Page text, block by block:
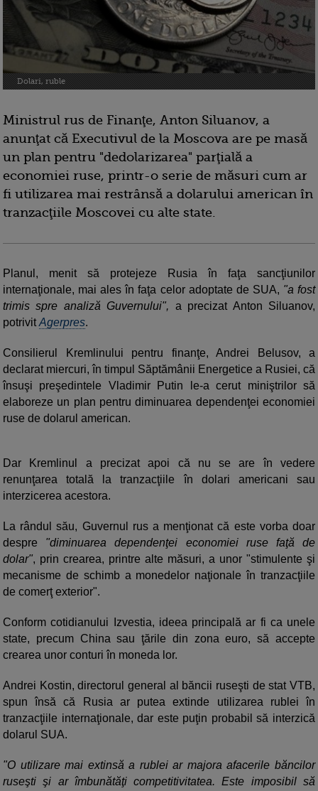
Dolari, ruble
Ministrul rus de Finanţe, Anton Siluanov, a
anunţat că Executivul de la Moscova are pe masă
un plan pentru "dedolarizarea" parţială a
economiei ruse, printr-o serie de măsuri cum ar
fi utilizarea mai restrânsă a dolarului american în
tranzacţiile Moscovei cu alte state.
Planul, menit să protejeze Rusia în faţa sancţiunilor
internaţionale, mai ales în faţa celor adoptate de SUA, "a fost
trimis spre analiză Guvernului", a precizat Anton Siluanov,
potrivitAgerpres.
Consilierul Kremlinului pentru finanţe, Andrei Belusov, a
declarat miercuri, în timpul Săptămânii Energetice a Rusiei, că
însuşi preşedintele Vladimir Putin le-a cerut miniştrilor să
elaboreze un plan pentru diminuarea dependenţei economiei
ruse de dolarul american.
Dar Kremlinul a precizat apoi că nu se are în vedere
renunţarea totală la tranzacţiile în dolari americani sau
interzicerea acestora.
La rândul său, Guvernul rus a menţionat că este vorba doar
despre "diminuarea dependenţei economiei ruse faţă de
dolar", prin crearea, printre alte măsuri, a unor "stimulente şi
mecanisme de schimb a monedelor naţionale în tranzacţiile
de comerţ exterior".
Conform cotidianului Izvestia, ideea principală ar fi ca unele
state, precum China sau ţările din zona euro, să accepte
crearea unor conturi în moneda lor.
Andrei Kostin, directorul general al băncii ruseşti de stat VTB,
spun însă că Rusia ar putea extinde utilizarea rublei în
tranzacţiile internaţionale, dar este puţin probabil să interzică
dolarul SUA.
"O utilizare mai extinsă a rublei ar majora afacerile băncilor
ruseşti şi ar îmbunătăţi competitivitatea. Este imposibil să